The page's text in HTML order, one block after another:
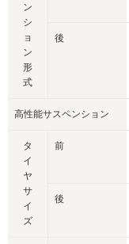
ン
シ
ョ
ン
形
式
後
高性能サスペンション
タ
イ
ヤ
サ
イ
ズ
前
後